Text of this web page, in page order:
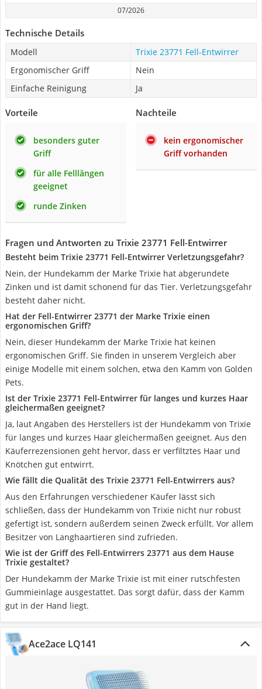
07/2026
Technische Details
Modell
Trixie 23771 Fell-Entwirrer
Ergonomischer Griff
Nein
Einfache Reinigung
Ja
Vorteile
besonders guter
Griff
für alle Felllängen
geeignet
runde Zinken
Nachteile
kein ergonomischer
Griff vorhanden
Fragen und Antworten zu Trixie 23771 Fell-Entwirrer
Besteht beim Trixie 23771 Fell-Entwirrer Verletzungsgefahr?
Nein, der Hundekamm der Marke Trixie hat abgerundete
Zinken und ist damit schonend für das Tier. Verletzungsgefahr
besteht daher nicht.
Hat der Fell-Entwirrer 23771 der Marke Trixie einen
ergonomischen Griff?
Nein, dieser Hundekamm der Marke Trixie hat keinen
ergonomischen Griff. Sie finden in unserem Vergleich aber
einige Modelle mit einem solchen, etwa den Kamm von Golden
Pets.
Ist der Trixie 23771 Fell-Entwirrer für langes und kurzes Haar
gleichermaßen geeignet?
Ja, laut Angaben des Herstellers ist der Hundekamm von Trixie
für langes und kurzes Haar gleichermaßen geeignet. Aus den
Käuferrezensionen geht hervor, dass er verfiltztes Haar und
Knötchen gut entwirrt.
Wie fällt die Qualität des Trixie 23771 Fell-Entwirrers aus?
Aus den Erfahrungen verschiedener Käufer lässt sich
schließen, dass der Hundekamm von Trixie nicht nur robust
gefertigt ist, sondern außerdem seinen Zweck erfüllt. Vor allem
Besitzer von Langhaartieren sind zufrieden.
Wie ist der Griff des Fell-Entwirrers 23771 aus dem Hause
Trixie gestaltet?
Der Hundekamm der Marke Trixie ist mit einer rutschfesten
Gummieinlage ausgestattet. Das sorgt dafür, dass der Kamm
gut in der Hand liegt.
Ace2ace LQ141